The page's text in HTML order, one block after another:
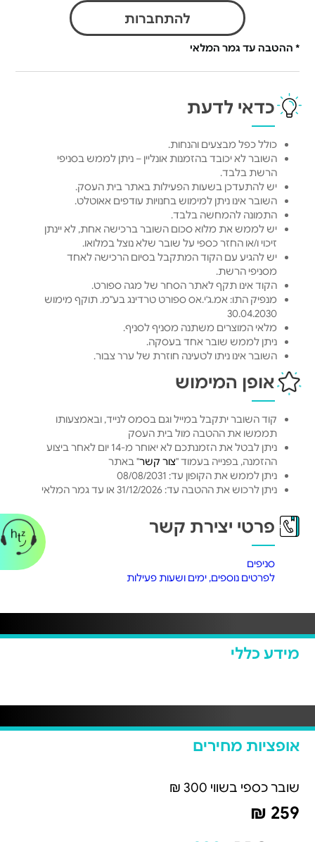
להתחברות
* ההטבה עד גמר המלאי
כדאי לדעת
כולל כפל מבצעים והנחות.
השובר לא יכובד בהזמנות אונליין – ניתן לממש בסניפי
הרשת בלבד.
יש להתעדכן בשעות הפעילות באתר בית העסק.
השובר אינו ניתן למימוש בחנויות עודפים אאוטלט.
התמונה להמחשה בלבד.
יש לממש את מלוא סכום השובר ברכישה אחת, לא יינתן
זיכוי ו/או החזר כספי על שובר שלא נוצל במלואו.
יש להגיע עם הקוד המתקבל בסיום הרכישה לאחד
מסניפי הרשת.
הקוד אינו תקף לאתר הסחר של מגה ספורט.
מנפיק התו: אמ.ג'י.אס ספורט טרדינג בע"מ. תוקף מימוש
30.04.2030
מלאי המוצרים משתנה מסניף לסניף.
ניתן לממש שובר אחד בעסקה.
השובר אינו ניתן לטעינה חוזרת של ערך צבור.
אופן המימוש
קוד השובר יתקבל במייל וגם בסמס לנייד, ובאמצעותו
תממשו את ההטבה מול בית העסק
ניתן לבטל את הזמנתכם לא יאוחר מ-14 יום לאחר ביצוע
ההזמנה, בפנייה בעמוד "צור קשר" באתר
ניתן לממש את הקופון עד: 08/08/2031
ניתן לרכוש את ההטבה עד: 31/12/2026 או עד גמר המלאי
פרטי יצירת קשר
סניפים
לפרטים נוספים, ימים ושעות פעילות
מידע כללי
אופציות מחירים
שובר כספי בשווי 300 ₪
259 ₪